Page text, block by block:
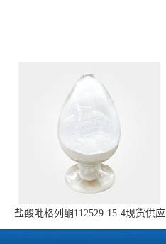
盐酸吡格列酮112529-15-4现货供应